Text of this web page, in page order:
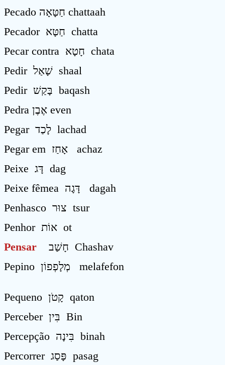
Pecado חַטָּאָה chattaah
Pecador חַטָּא chatta
Pecar contra חָטָא chata
Pedir שָׁאַל shaal
Pedir בָּקַשׁ baqash
Pedra אֶבֶן even
Pegar לָכַד lachad
Pegar em אָחַז achaz
Peixe דָּג dag
Peixe fêmea דָּגָה dagah
Penhasco צוּר tsur
Penhor אוֹת ot
Pensar
חָשַׁב Chashav
Pepino מְלָפְפוֹן melafefon
Pequeno קָטֹן qaton
Perceber בִּין Bin
Percepção בִּינָה binah
Percorrer פָּסַג pasag